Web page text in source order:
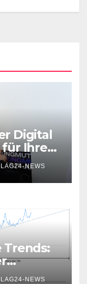
Digital
Ihren
NEWS
Trends:
NEWS